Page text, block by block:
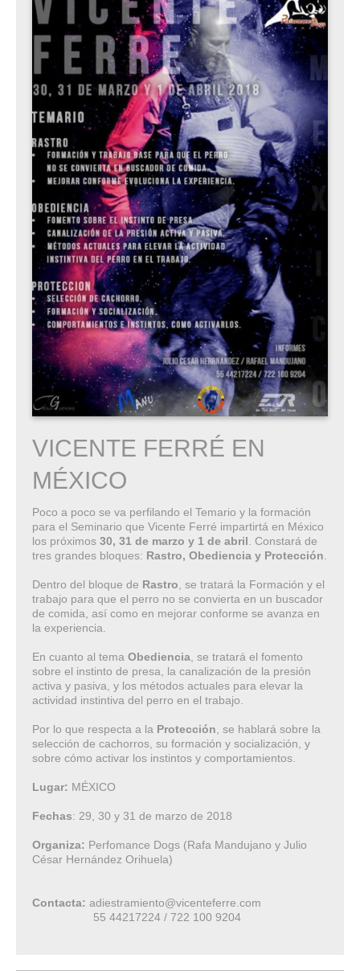
VICENTE FERRÉ EN
MÉXICO
Poco a poco se va perfilando el Temario y la formación
para el Seminario que Vicente Ferré impartirtá en México
los próximos 30, 31 de marzo y 1 de abril . Constará de
tres grandes bloques: Rastro, Obediencia y Protección
Dentro del bloque de Rastro , se tratará la Formación y el
trabajo para que el perro no se convierta en un buscador
de comida, así como en mejorar conforme se avanza en
la experiencia.
En cuanto al tema Obediencia , se tratará el fomento
sobre el instinto de presa, la canalización de la presión
activa y pasiva, y los métodos actuales para elevar la
actividad instintiva del perro en el trabajo.
Por lo que respecta a la Protección , se hablará sobre la
selección de cachorros, su formación y socialización, y
sobre cómo activar los instintos y comportamientos.
Lugar: MÉXICO
Fechas: 29, 30 y 31 de marzo de 2018
Organiza: Perfomance Dogs (Rafa Mandujano y Julio
César Hernández Orihuela)
Contacta: adiestramiento@vicenteferre.com
55 44217224 / 722 100 9204